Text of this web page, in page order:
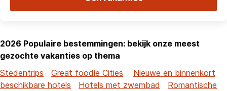
2026 Populaire bestemmingen: bekijk onze meest
gezochte vakanties op thema
Stedentrips
Great foodie Cities
Nieuwe en binnenkort
beschikbare hotels
Hotels met zwembad
Romantische